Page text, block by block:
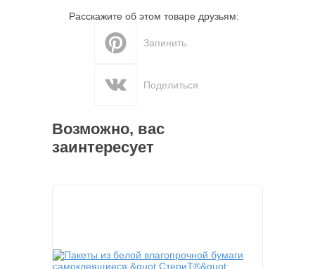
Расскажите об этом товаре друзьям:
Запинить
Поделиться
Возможно, вас
заинтересует